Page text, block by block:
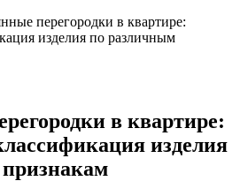
перегородки в квартире:
изделия по различным
в квартире:
изделия